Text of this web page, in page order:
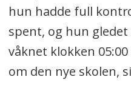
hun hadde full
spent, og hun gledet
våknet klokken
om den nye skolen,